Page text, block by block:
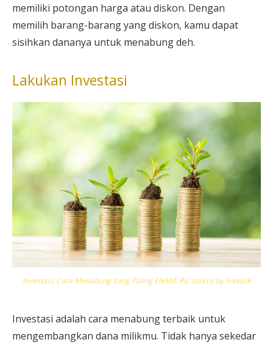
memiliki potongan harga atau diskon. Dengan
memilih barang-barang yang diskon, kamu dapat
sisihkan dananya untuk menabung deh.
Lakukan Investasi
Investasi, Cara Menabung Yang Paling Efektif. Pic source by Freepik
Investasi adalah cara menabung terbaik untuk
mengembangkan dana milikmu. Tidak hanya sekedar